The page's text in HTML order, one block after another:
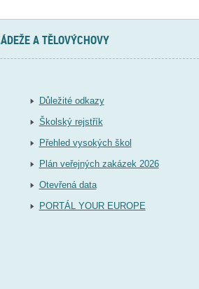
A TĚLOVÝCHOVY
Důležité odkazy
Školský rejstřík
Přehled vysokých škol
Plán veřejných zakázek 2026
Otevřená data
PORTÁL YOUR EUROPE